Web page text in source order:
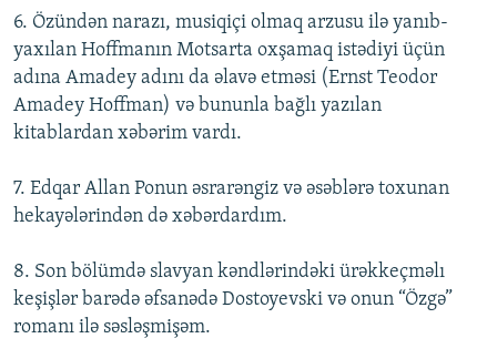
6. Özündən narazı, musiqiçi olmaq arzusu ilə yanıb-
yaxılan Hoffmanın Motsarta oxşamaq istədiyi üçün
adına Amadey adını da əlavə etməsi (Ernst Teodor
Amadey Hoffman) və bununla bağlı yazılan
kitablardan xəbərim vardı.
7. Edqar Allan Ponun əsrarəngiz və əsəblərə toxunan
hekayələrindən də xəbərdardım.
8. Son bölümdə slavyan kəndlərindəki ürəkkeçməlı
keşişlər barədə əfsanədə Dostoyevski və onun “Özgə”
romanı ilə səsləşmişəm.